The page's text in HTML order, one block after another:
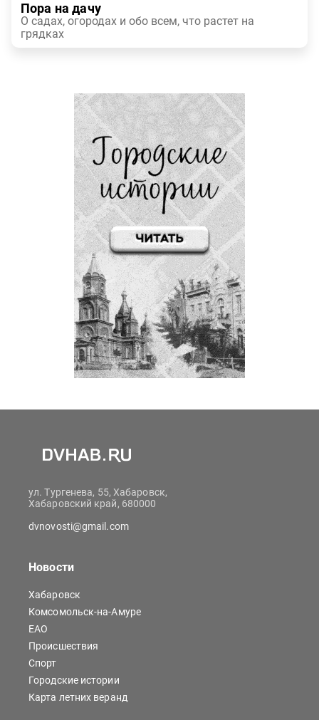
Пора на дачу
О садах, огородах и обо всем, что растет на
грядках
ул. Тургенева, 55, Хабаровск,
Хабаровский край, 680000
dvnovosti@gmail.com
Новости
Хабаровск
Комсомольск-на-Амуре
ЕАО
Происшествия
Спорт
Городские истории
Карта летних веранд